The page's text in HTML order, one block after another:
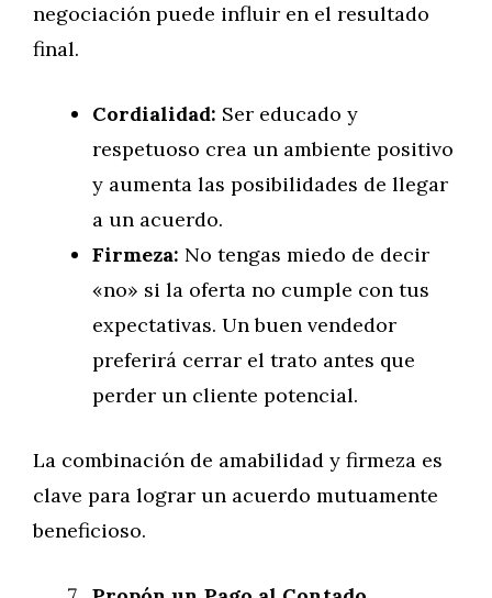
negociación puede influir en el resultado
final.
Cordialidad: Ser educado y
respetuoso crea un ambiente positivo
y aumenta las posibilidades de llegar
a un acuerdo.
Firmeza: No tengas miedo de decir
«no» si la oferta no cumple con tus
expectativas. Un buen vendedor
preferirá cerrar el trato antes que
perder un cliente potencial.
La combinación de amabilidad y firmeza es
clave para lograr un acuerdo mutuamente
beneficioso.